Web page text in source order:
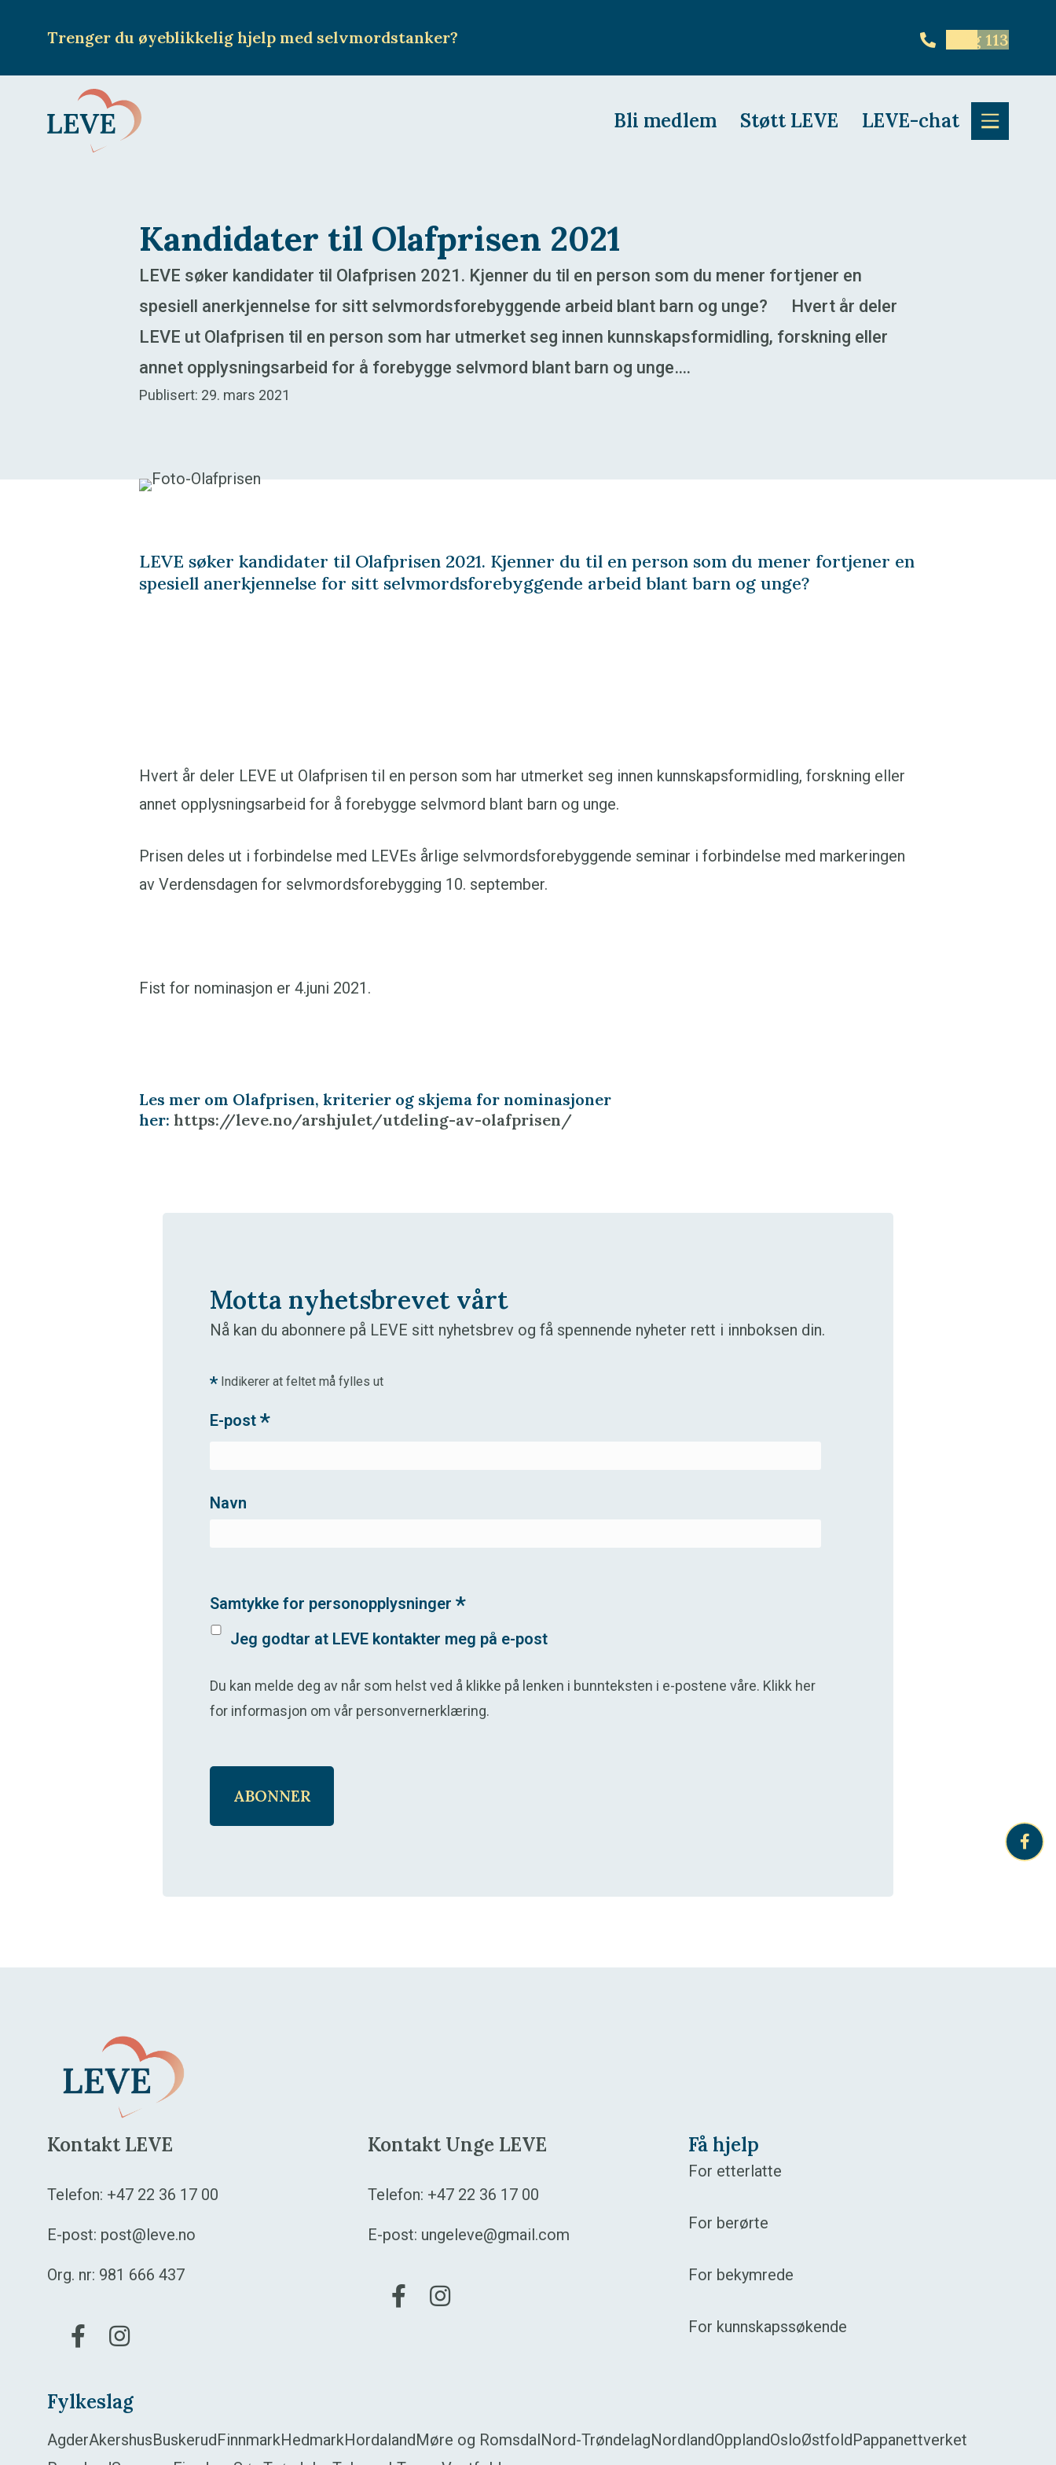
Trenger du øyeblikkelig hjelp med selvmordstanker? Ring 113
Bli medlem Støtt LEVE LEVE-chat
Kandidater til Olafprisen 2021
LEVE søker kandidater til Olafprisen 2021. Kjenner du til en person som du mener fortjener en
spesiell anerkjennelse for sitt selvmordsforebyggende arbeid blant barn og unge? Hvert år deler
LEVE ut Olafprisen til en person som har utmerket seg innen kunnskapsformidling, forskning eller
annet opplysningsarbeid for å forebygge selvmord blant barn og unge….
Publisert: 29. mars 2021
LEVE søker kandidater til Olafprisen 2021. Kjenner du til en person som du mener fortjener en
spesiell anerkjennelse for sitt selvmordsforebyggende arbeid blant barn og unge?
Hvert år deler LEVE ut Olafprisen til en person som har utmerket seg innen kunnskapsformidling, forskning eller
annet opplysningsarbeid for å forebygge selvmord blant barn og unge.
Prisen deles ut i forbindelse med LEVEs årlige selvmordsforebyggende seminar i forbindelse med markeringen
av Verdensdagen for selvmordsforebygging 10. september.
Fist for nominasjon er 4.juni 2021.
Les mer om Olafprisen, kriterier og skjema for nominasjoner
her: https://leve.no/arshjulet/utdeling-av-olafprisen/
Motta nyhetsbrevet vårt
Nå kan du abonnere på LEVE sitt nyhetsbrev og få spennende nyheter rett i innboksen din.
* Indikerer at feltet må fylles ut
E-post *
Navn
Samtykke for personopplysninger *
Jeg godtar at LEVE kontakter meg på e-post
Du kan melde deg av når som helst ved å klikke på lenken i bunnteksten i e-postene våre. Klikk her
for informasjon om vår personvernerklæring.
Kontakt LEVE
Telefon: +47 22 36 17 00
E-post: post@leve.no
Org. nr: 981 666 437
Gå til vår Facebook
Gå til vår Instagram
Kontakt Unge LEVE
Telefon: +47 22 36 17 00
E-post: ungeleve@gmail.com
Gå til vår Facebook
Gå til vår Instagram
Få hjelp
For etterlatte
For berørte
For bekymrede
For kunnskapssøkende
Fylkeslag
AgderAkershusBuskerudFinnmarkHedmarkHordalandMøre og RomsdalNord-TrøndelagNordlandOpplandOsloØstfoldPappanettverket